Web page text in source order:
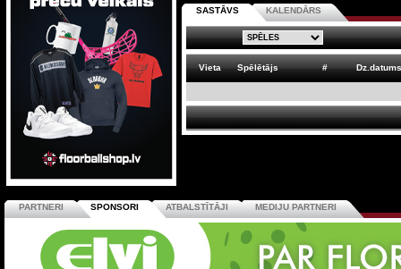
SASTĀVS KALENDĀRS
Vieta Spēlētājs # Dz.datums
PARTNERI SPONSORI ATBALSTĪTĀJI MEDIJU PARTNERI